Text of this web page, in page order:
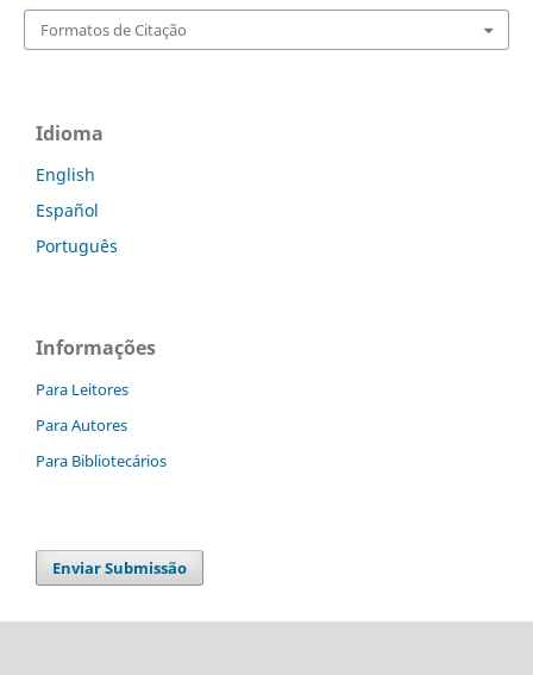
Formatos de Citação
Idioma
English
Español
Português
Informações
Para Leitores
Para Autores
Para Bibliotecários
Enviar Submissão